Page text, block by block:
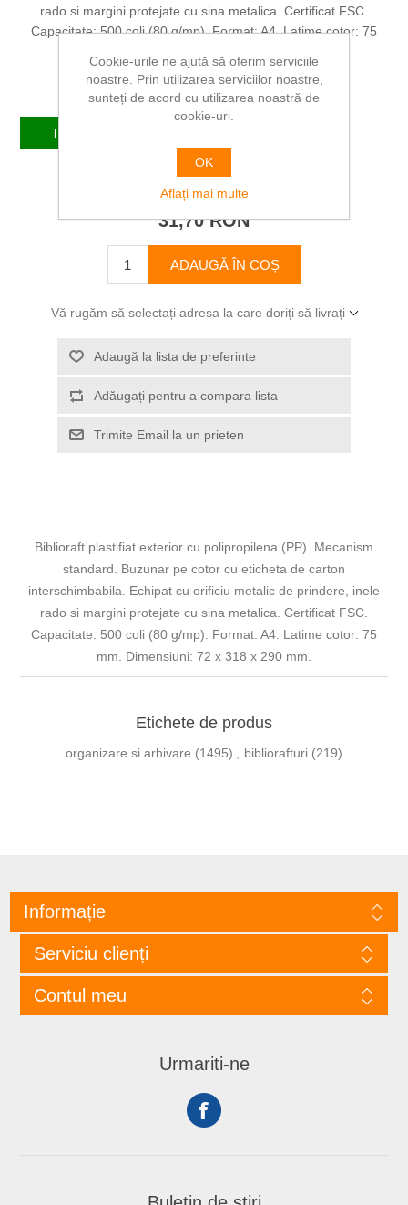
rado si margini protejate cu sina metalica. Certificat FSC.
Capacitate: 500 coli (80 g/mp). Format: A4. Latime cotor: 75
Producător: ESSELTE
In stoc
31,70 RON
ADAUGĂ ÎN COȘ
Vă rugăm să selectați adresa la care doriți să livrați
Adaugă la lista de preferinte
Adăugați pentru a compara lista
Trimite Email la un prieten
Biblioraft plastifiat exterior cu polipropilena (PP). Mecanism
standard. Buzunar pe cotor cu eticheta de carton
interschimbabila. Echipat cu orificiu metalic de prindere, inele
rado si margini protejate cu sina metalica. Certificat FSC.
Capacitate: 500 coli (80 g/mp). Format: A4. Latime cotor: 75
mm. Dimensiuni: 72 x 318 x 290 mm.
Etichete de produs
organizare si arhivare (1495) , bibliorafturi (219)
Informație
Serviciu clienți
Contul meu
Urmariti-ne
Cookie-urile ne ajută să oferim serviciile
noastre. Prin utilizarea serviciilor noastre,
sunteți de acord cu utilizarea noastră de
cookie-uri.
OK
Aflați mai multe